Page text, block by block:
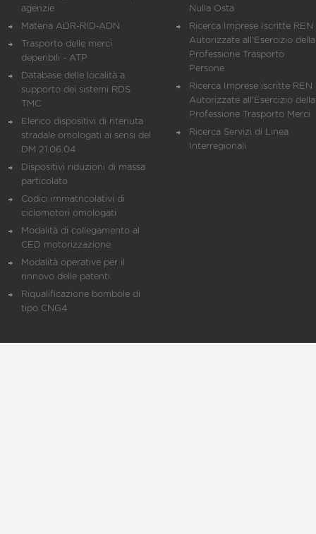
agenzie
Materia ADR-RID-ADN
Trasporto delle merci
deperibili - ATP
Database delle località a
supporto dei sistemi RDS
TMC
Elenco dispositivi di ritenuta
stradale omologati ai sensi del
DM 21.06.04
Dispositivi riduzioni di massa
particolato
Codici immatricolativi di
ciclomotori omologati
Modalità di collegamento al
CED motorizzazione
Modalità operative per il
rinnovo delle patenti
Riqualificazione bombole di
tipo CNG4
Nulla Osta
Ricerca Imprese Iscritte REN
Autorizzate all'Esercizio della
Professione Trasporto
Persone
Ricerca Imprese iscritte REN
Autorizzate all'Esercizio della
Professione Trasporto Merci
Ricerca Servizi di Linea
Interregionali